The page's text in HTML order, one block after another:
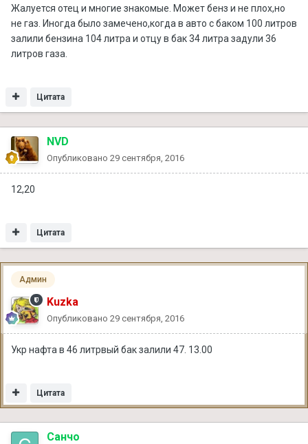
Жалуется отец и многие знакомые. Может бенз и не плох,но
не газ. Иногда было замечено,когда в авто с баком 100 литров
залили бензина 104 литра и отцу в бак 34 литра задули 36
литров газа.
Цитата
NVD
Опубликовано 29 сентября, 2016
12,20
Цитата
Админ
Kuzka
Опубликовано 29 сентября, 2016
Укр нафта в 46 литрвый бак залили 47. 13.00
Цитата
Санчо